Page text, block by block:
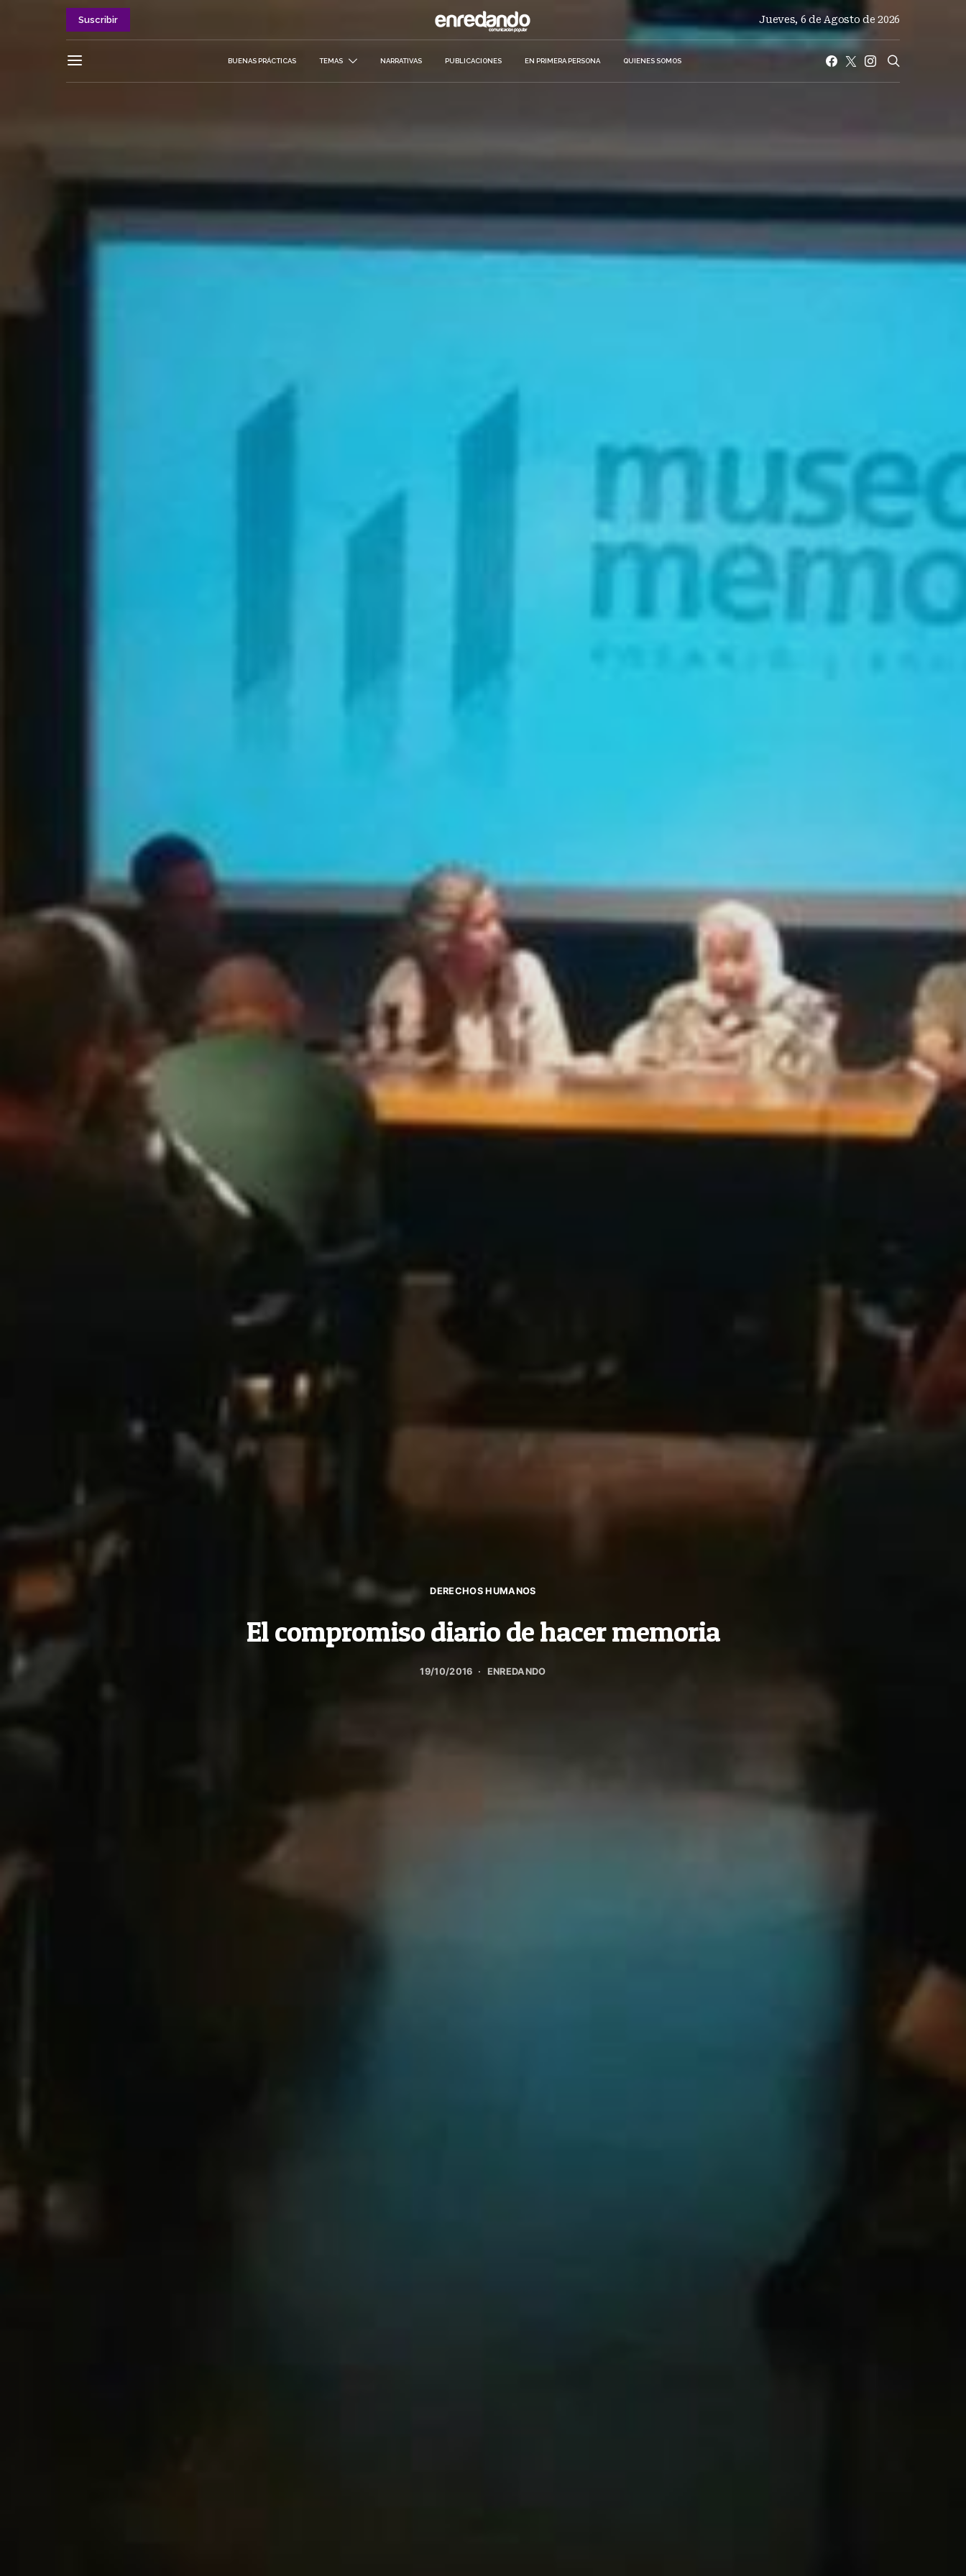
Suscribir Jueves, 6 de Agosto de 2026
BUENAS PRÁCTICAS TEMAS NARRATIVAS PUBLICACIONES EN PRIMERA PERSONA QUIENES SOMOS
DERECHOS HUMANOS
El compromiso diario de hacer memoria
19/10/2016 ENREDANDO